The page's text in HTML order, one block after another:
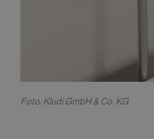
Foto: Kludi GmbH & Co. KG